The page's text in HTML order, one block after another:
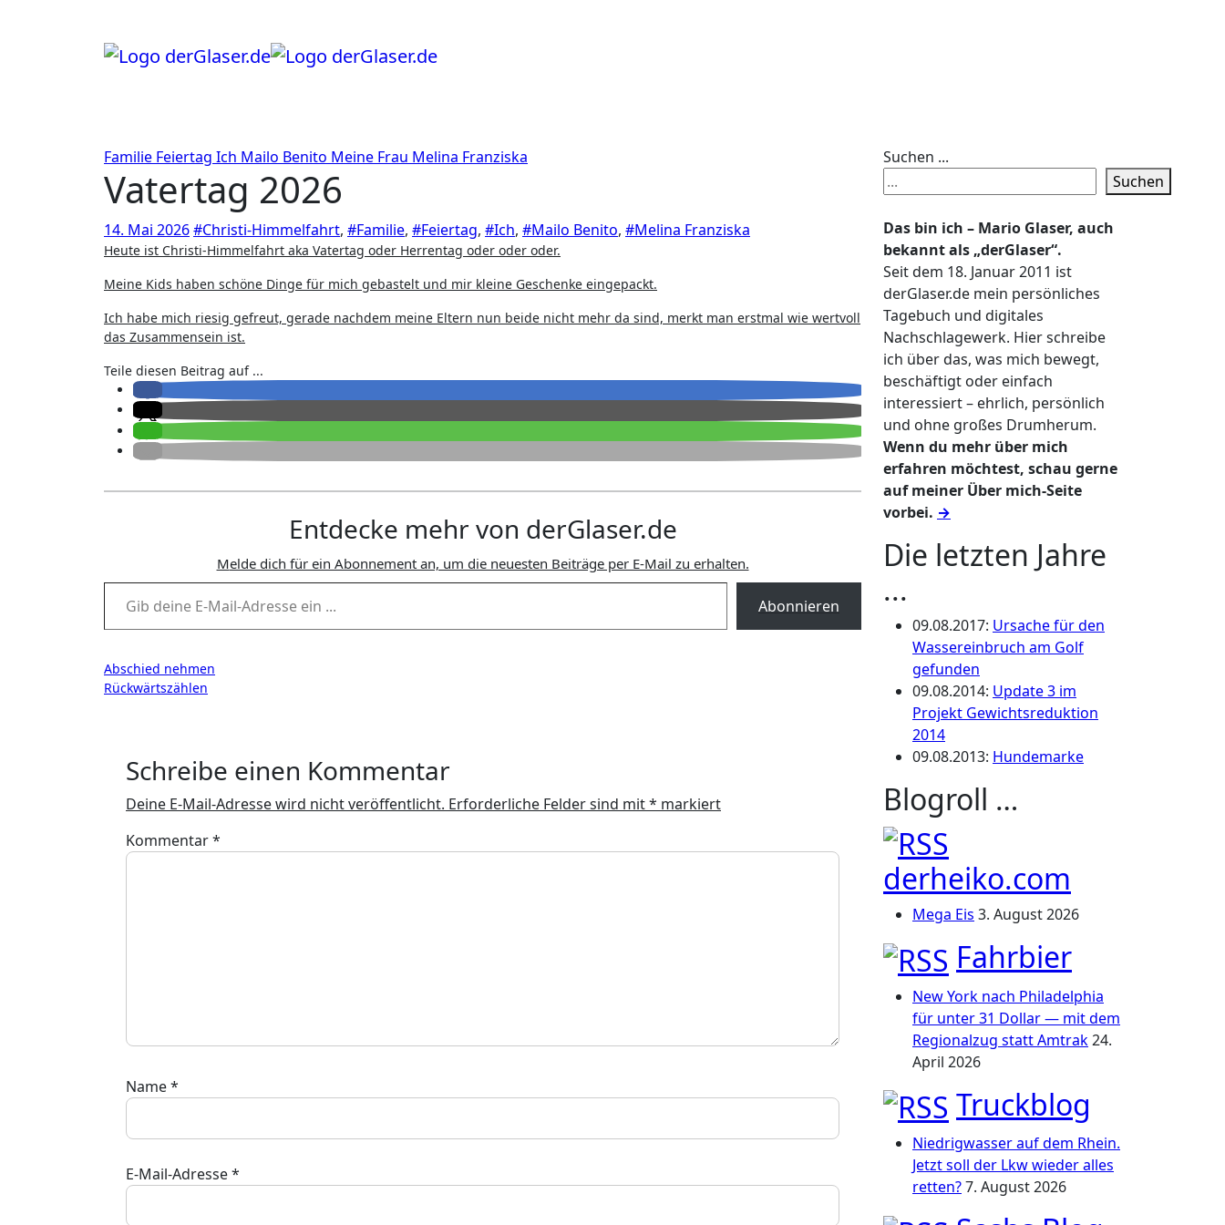
Familie Feiertag Ich Mailo Benito Meine Frau Melina Franziska
Vatertag 2026
14. Mai 2026#Christi-Himmelfahrt, #Familie, #Feiertag, #Ich, #Mailo Benito, #Melina Franziska
Heute ist Christi-Himmelfahrt aka Vatertag oder Herrentag oder oder oder.
Meine Kids haben schöne Dinge für mich gebastelt und mir kleine Geschenke eingepackt.
Ich habe mich riesig gefreut, gerade nachdem meine Eltern nun beide nicht mehr da sind, merkt man erstmal wie wertvoll
das Zusammensein ist.
Teile diesen Beitrag auf ...
Entdecke mehr von derGlaser.de
Melde dich für ein Abonnement an, um die neuesten Beiträge per E-Mail zu erhalten.
Gib deine E-Mail-Adresse ein ...
Abonnieren
Beitragsnavigation
Abschied nehmen
Rückwärtszählen
Schreibe einen Kommentar
Deine E-Mail-Adresse wird nicht veröffentlicht. Erforderliche Felder sind mit* markiert
Kommentar*
Name*
E-Mail-Adresse*
Suchen ...
Suchen
Das bin ich – Mario Glaser, auch
bekannt als „derGlaser“.
Seit dem 18. Januar 2011 ist
derGlaser.de mein persönliches
Tagebuch und digitales
Nachschlagewerk. Hier schreibe
ich über das, was mich bewegt,
beschäftigt oder einfach
interessiert – ehrlich, persönlich
und ohne großes Drumherum.
Wenn du mehr über mich
erfahren möchtest, schau gerne
auf meiner Über mich-Seite
vorbei. →
Die letzten Jahre
...
09.08.2017: Ursache für den
Wassereinbruch am Golf
gefunden
09.08.2014: Update 3 im
Projekt Gewichtsreduktion
2014
09.08.2013: Hundemarke
Blogroll …
derheiko.com
Mega Eis 3. August 2026
Fahrbier
New York nach Philadelphia
für unter 31 Dollar — mit dem
Regionalzug statt Amtrak24.
April 2026
Truckblog
Niedrigwasser auf dem Rhein.
Jetzt soll der Lkw wieder alles
retten?7. August 2026